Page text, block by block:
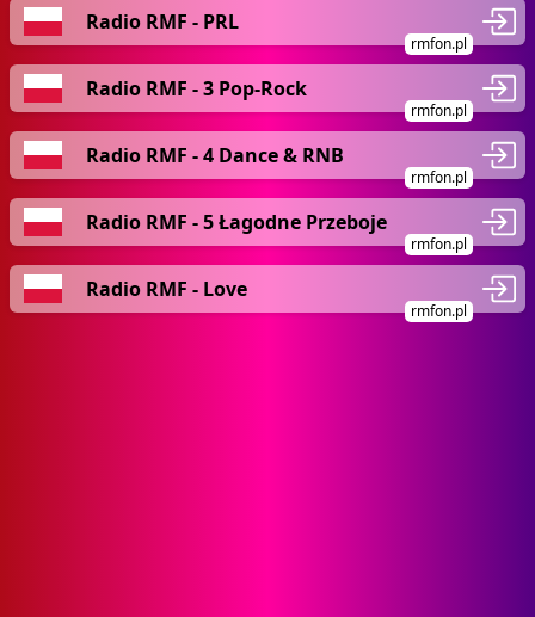
Radio RMF - PRL
rmfon.pl
Radio RMF - 3 Pop-Rock
rmfon.pl
Radio RMF - 4 Dance & RNB
rmfon.pl
Radio RMF - 5 Łagodne Przeboje
rmfon.pl
Radio RMF - Love
rmfon.pl